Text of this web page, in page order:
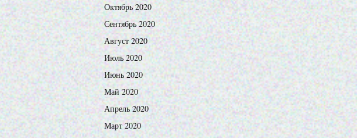
Октябрь 2020
Сентябрь 2020
Август 2020
Июль 2020
Июнь 2020
Май 2020
Апрель 2020
Март 2020